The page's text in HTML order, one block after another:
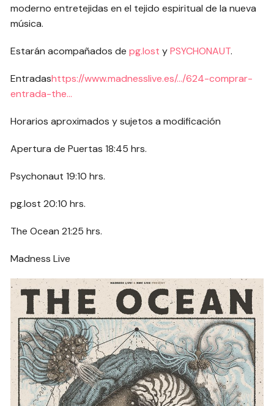
moderno entretejidas en el tejido espiritual de la nueva
música.
Estarán acompañados depg.lost yPSYCHONAUT.
Entradashttps://www.madnesslive.es/…/624-comprar-
entrada-the…
Horarios aproximados y sujetos a modificación
Apertura de Puertas 18:45 hrs.
Psychonaut 19:10 hrs.
pg.lost 20:10 hrs.
The Ocean 21:25 hrs.
Madness Live